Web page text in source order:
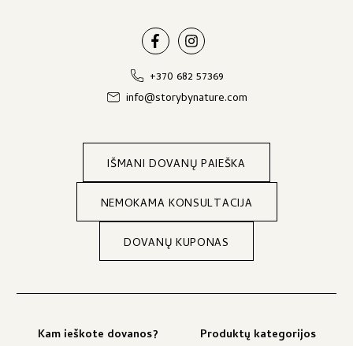
+370 682 57369
info@storybynature.com
IŠMANI DOVANŲ PAIEŠKA
NEMOKAMA KONSULTACIJA
DOVANŲ KUPONAS
Kam ieškote dovanos?
Produktų kategorijos